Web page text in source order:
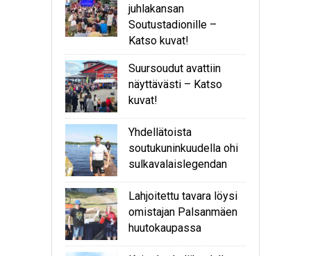
juhlakansan
Soutustadionille –
Katso kuvat!
Suursoudut avattiin
näyttävästi – Katso
kuvat!
Yhdellätoista
soutukuninkuudella ohi
sulkavalaislegendan
Lahjoitettu tavara löysi
omistajan Palsanmäen
huutokaupassa